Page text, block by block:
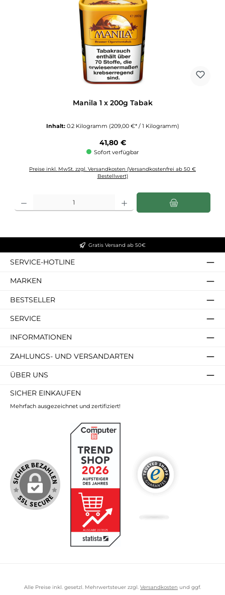
Manila 1 x 200g Tabak
Inhalt: 0.2 Kilogramm (209,00 €* / 1 Kilogramm)
Regulärer Preis:
41,80 €
Sofort verfügbar
Preise inkl. MwSt. zzgl. Versandkosten (Versandkostenfrei ab 50 €
Bestellwert)
Gratis Versand ab 50€
SERVICE-HOTLINE
MARKEN
BESTSELLER
SERVICE
INFORMATIONEN
ZAHLUNGS- UND VERSANDARTEN
ÜBER UNS
SICHER EINKAUFEN
Mehrfach ausgezeichnet und zertifiziert!
Alle Preise inkl. gesetzl. Mehrwertsteuer zzgl. Versandkosten und ggf.